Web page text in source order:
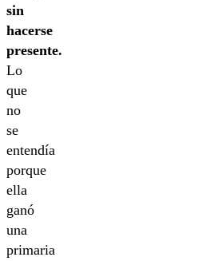
sin
hacerse
presente.
Lo
que
no
se
entendía
porque
ella
ganó
una
primaria